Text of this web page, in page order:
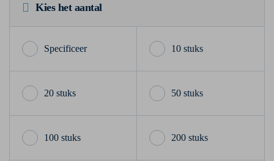
Kies het aantal
10 stuks
20 stuks 50 stuks
100 stuks 200 stuks